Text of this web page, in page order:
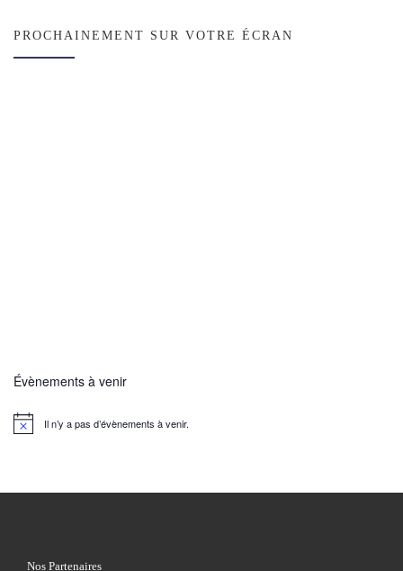
PROCHAINEMENT SUR VOTRE ÉCRAN
Évènements à venir
e
Il n’y a pas d’évènements à venir.
Nos Partenaires